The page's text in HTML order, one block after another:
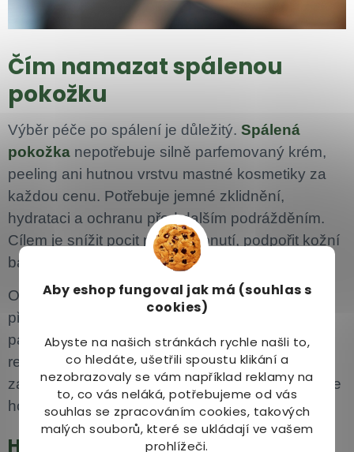
Aby eshop fungoval jak má (souhlas s
cookies)
Abyste na našich stránkách rychle našli to,
co hledáte, ušetřili spoustu klikání a
nezobrazovaly se vám například reklamy na
to, co vás neláká, potřebujeme od vás
souhlas se zpracováním cookies, takových
malých souborů, které se ukládají ve vašem
prohlížeči.
Čím namazat spálenou
pokožku
Výběr péče po spálení je důležitý. Spálená
pokožka nepotřebuje silně parfemovaný krém,
peeling ani hutnou vrstvu mastné kosmetiky za
každou cenu. Potřebuje jemné zklidnění,
hydrataci a ochranu před dalším podrážděním.
Cílem je snížit pocit pálení a pnutí, podpořit kožní
bariéru a nechat kůži v klidu regenerovat.
Obecně bývají vhodnější lehčí hydratační
přípravky než těžké, dráždivé nebo silně
parfemované produkty. Každá pokožka ale
reaguje jinak. Pokud po nanesení přípravku
začne kůže víc pálit, štípat nebo červenat, smyjte
ho a zvolte jemnější variantu.
Hydratační a zklidňující péče